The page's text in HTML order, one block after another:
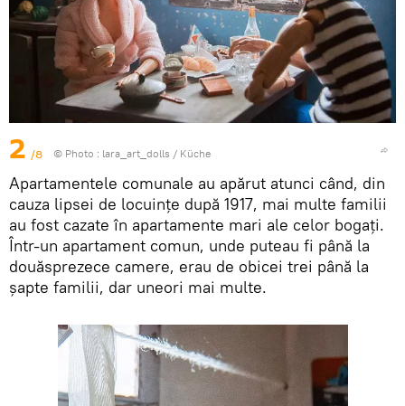
2 /8 © Photo : lara_art_dolls / Küche
Apartamentele comunale au apărut atunci când, din
cauza lipsei de locuințe după 1917, mai multe familii
au fost cazate în apartamente mari ale celor bogați.
Într-un apartament comun, unde puteau fi până la
douăsprezece camere, erau de obicei trei până la
șapte familii, dar uneori mai multe.